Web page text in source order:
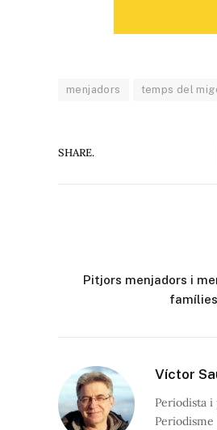
menjadors temps del
SHARE.
Pitjors menjadors i
Víctor
Periodista